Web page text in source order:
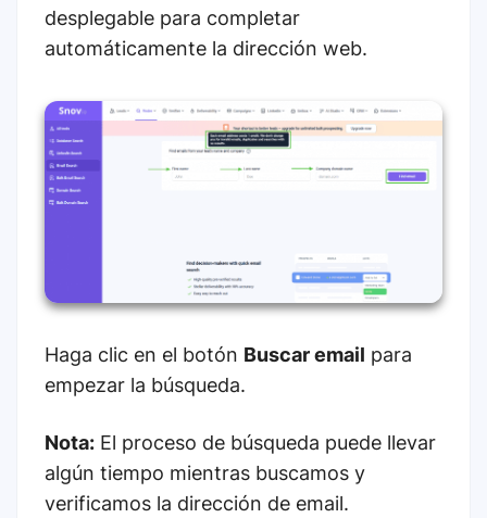
desplegable para completar
automáticamente la dirección web.
Haga clic en el botón Buscar email para
empezar la búsqueda.
Nota: El proceso de búsqueda puede llevar
algún tiempo mientras buscamos y
verificamos la dirección de email.